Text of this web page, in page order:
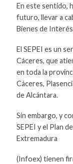
En este sentido,
futuro, llevar a
Bienes de
El SEPEI es un
Cáceres, que
en toda la
Cáceres,
de Alcántara.
Sin embargo, y
SEPEI y el Plan
Extremadura
(Infoex) tienen